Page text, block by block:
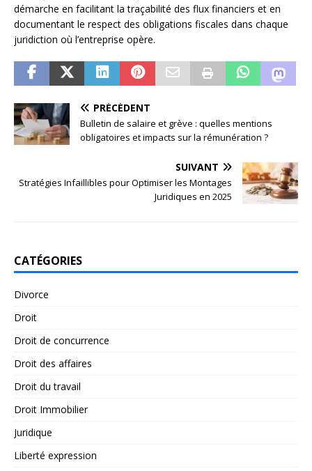
démarche en facilitant la traçabilité des flux financiers et en
documentant le respect des obligations fiscales dans chaque
juridiction où l’entreprise opère.
PRÉCÉDENT
Bulletin de salaire et grève : quelles mentions
obligatoires et impacts sur la rémunération ?
SUIVANT
Stratégies Infaillibles pour Optimiser les Montages
Juridiques en 2025
CATÉGORIES
Divorce
Droit
Droit de concurrence
Droit des affaires
Droit du travail
Droit Immobilier
Juridique
Liberté expression